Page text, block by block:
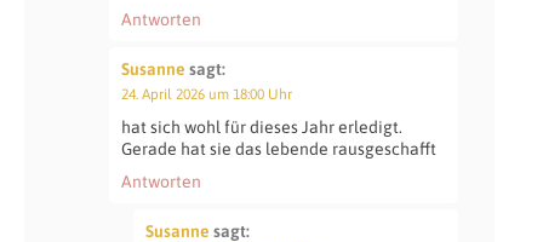
Antworten
Susanne sagt:
24. April 2026 um 18:00 Uhr
hat sich wohl für dieses Jahr erledigt.
Gerade hat sie das lebende rausgeschafft
Antworten
Susanne sagt: